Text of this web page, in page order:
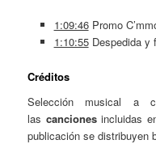
1:09:46Promo
1:10:55Despedida y
Créditos
Selección musical a
las cancionesincluidas
publicación se distribuyen